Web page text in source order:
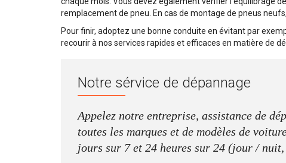
remplacement de pneu. En cas de montage de pneus
Pour finir, adoptez une bonne conduite en évitant par
recourir à nos services rapides et efficaces en matière de
Notre sérvice de dépannage
Appelez notre entreprise, assistance de
toutes les marques et de modèles de
jours sur 7 et 24 heures sur 24 (jour /